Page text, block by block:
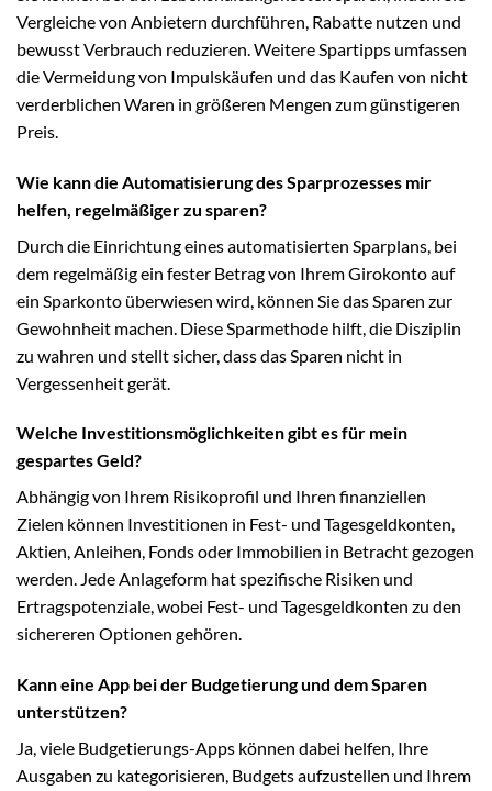
Vergleiche von Anbietern durchführen, Rabatte nutzen und
bewusst Verbrauch reduzieren. Weitere Spartipps umfassen
die Vermeidung von Impulskäufen und das Kaufen von nicht
verderblichen Waren in größeren Mengen zum günstigeren
Preis.
Wie kann die Automatisierung des Sparprozesses mir
helfen, regelmäßiger zu sparen?
Durch die Einrichtung eines automatisierten Sparplans, bei
dem regelmäßig ein fester Betrag von Ihrem Girokonto auf
ein Sparkonto überwiesen wird, können Sie das Sparen zur
Gewohnheit machen. Diese Sparmethode hilft, die Disziplin
zu wahren und stellt sicher, dass das Sparen nicht in
Vergessenheit gerät.
Welche Investitionsmöglichkeiten gibt es für mein
gespartes Geld?
Abhängig von Ihrem Risikoprofil und Ihren finanziellen
Zielen können Investitionen in Fest- und Tagesgeldkonten,
Aktien, Anleihen, Fonds oder Immobilien in Betracht gezogen
werden. Jede Anlageform hat spezifische Risiken und
Ertragspotenziale, wobei Fest- und Tagesgeldkonten zu den
sichereren Optionen gehören.
Kann eine App bei der Budgetierung und dem Sparen
unterstützen?
Ja, viele Budgetierungs-Apps können dabei helfen, Ihre
Ausgaben zu kategorisieren, Budgets aufzustellen und Ihrem